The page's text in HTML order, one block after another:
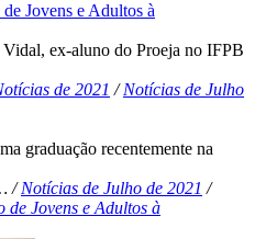
Jovens e Adultos à
Vidal, ex-aluno do Proeja no IFPB
de 2021 /Notícias de Julho
graduação recentemente na
/Notícias de Julho de 2021 /
Jovens e Adultos à